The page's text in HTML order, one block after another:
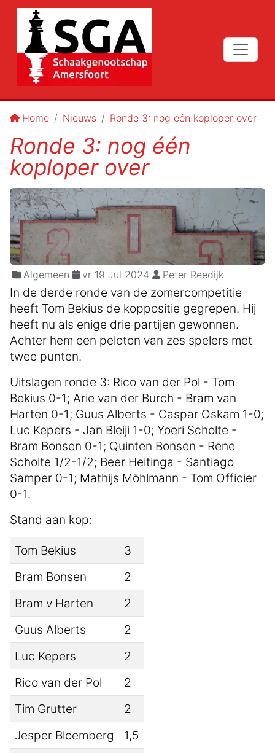
Home Nieuws Ronde 3: nog één koploper over
Ronde 3: nog één
koploper over
Algemeen vr 19 Jul 2024 Peter Reedijk
In de derde ronde van de zomercompetitie
heeft Tom Bekius de koppositie gegrepen. Hij
heeft nu als enige drie partijen gewonnen.
Achter hem een peloton van zes spelers met
twee punten.
Uitslagen ronde 3: Rico van der Pol - Tom
Bekius 0-1; Arie van der Burch - Bram van
Harten 0-1; Guus Alberts - Caspar Oskam 1-0;
Luc Kepers - Jan Bleiji 1-0; Yoeri Scholte -
Bram Bonsen 0-1; Quinten Bonsen - Rene
Scholte 1/2-1/2; Beer Heitinga - Santiago
Samper 0-1; Mathijs Möhlmann - Tom Officier
0-1.
Stand aan kop:
Tom Bekius
3
Bram Bonsen
2
Bram v Harten
2
Guus Alberts
2
Luc Kepers
2
Rico van der Pol
2
Tim Grutter
2
Jesper Bloemberg
1,5